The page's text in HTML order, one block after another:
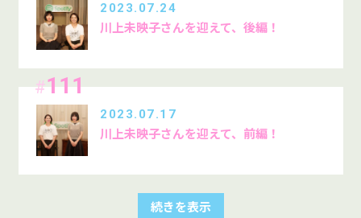
2023.07.24
川上未映子さんを迎えて、後編！
#111
2023.07.17
川上未映子さんを迎えて、前編！
続きを表示